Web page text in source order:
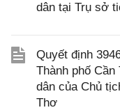
dân tại Trụ sở
Quyết định
Thành phố
dân của Chủ
Thơ